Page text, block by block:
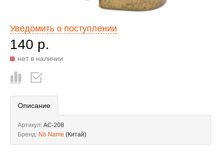
Уведомить о поступлении
140 р.
нет в наличии
Описание
Артикул: AC-208
Бренд: No Name (Китай)